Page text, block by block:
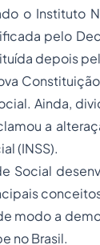
o Instituto
pelo
depois
Ainda,
a
(INSS).
Social
modo a
no Brasil.